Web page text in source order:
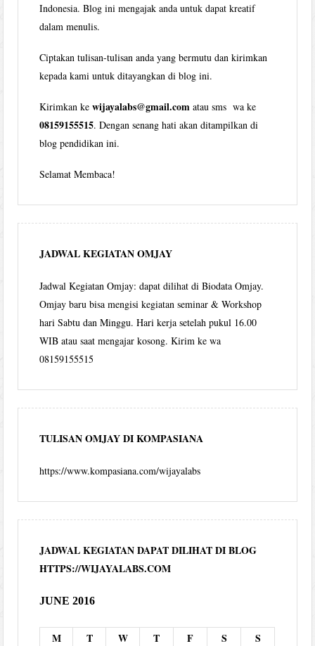
Indonesia. Blog ini mengajak anda untuk dapat kreatif
dalam menulis.
Ciptakan tulisan-tulisan anda yang bermutu dan kirimkan
kepada kami untuk ditayangkan di blog ini.
Kirimkan kewijayalabs@gmail.com atau sms wa ke
08159155515. Dengan senang hati akan ditampilkan di
blog pendidikan ini.
Selamat Membaca!
JADWAL KEGIATAN OMJAY
Jadwal Kegiatan Omjay: dapat dilihat di Biodata Omjay.
Omjay baru bisa mengisi kegiatan seminar & Workshop
hari Sabtu dan Minggu. Hari kerja setelah pukul 16.00
WIB atau saat mengajar kosong. Kirim ke wa
08159155515
TULISAN OMJAY DI KOMPASIANA
https://www.kompasiana.com/wijayalabs
JADWAL KEGIATAN DAPAT DILIHAT DI BLOG
HTTPS://WIJAYALABS.COM
JUNE 2016
M T W T F S S